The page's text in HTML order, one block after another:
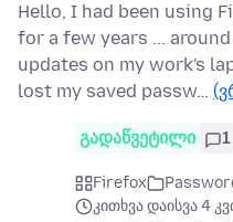
Hello, I had been using
for a few years ...
updates on my work's
lost my saved passw…
გადაწვეტილი 1
Firefox
კითხვა დაისვა 4